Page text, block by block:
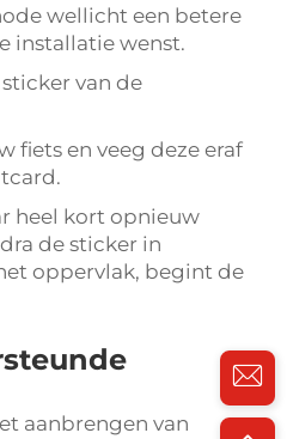
wellicht een betere
installatie wenst.
van de
fiets en veeg deze eraf
heel kort opnieuw
de sticker in
oppervlak, begint de
aanbrengen van